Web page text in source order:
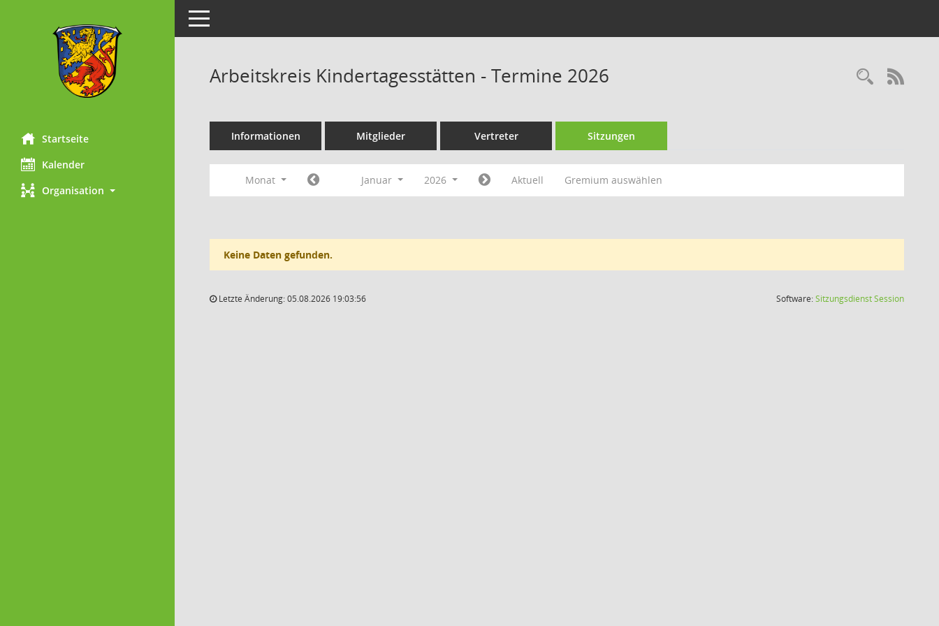
Startseite
Kalender
Organisation
Toggle navigation
Arbeitskreis Kindertagesstätten - Termine 2026
Informationen Mitglieder Vertreter Sitzungen
Monat Januar 2026 Aktuell Gremium auswählen
Keine Daten gefunden.
Letzte Änderung: 05.08.2026 19:03:56 Software:SitzungsdienstSession(Wird in